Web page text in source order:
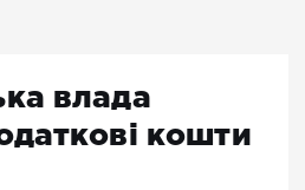
влада
кошти